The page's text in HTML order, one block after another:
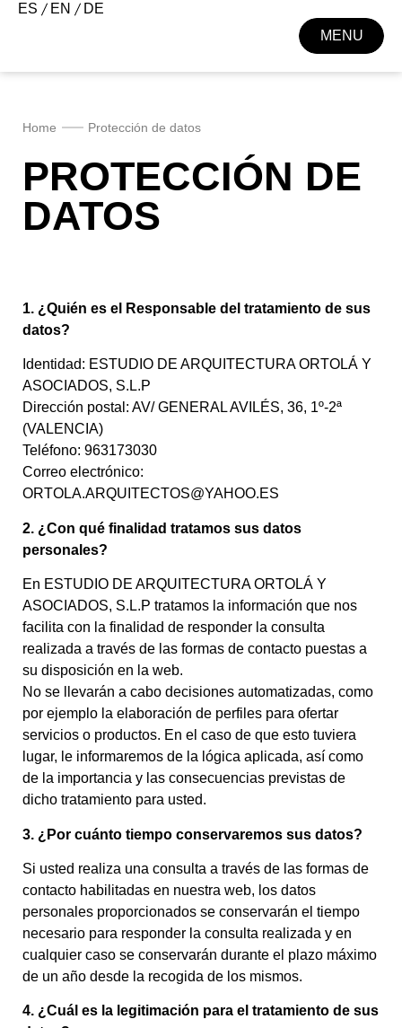
ES EN
DE
MENU
CLOSE
Home Protección de datos
PROTECCIÓN DE
DATOS
1. ¿Quién es el Responsable del tratamiento de sus
datos?
Identidad: ESTUDIO DE ARQUITECTURA ORTOLÁ Y
ASOCIADOS, S.L.P
Dirección postal: AV/ GENERAL AVILÉS, 36, 1º-2ª
(VALENCIA)
Teléfono: 963173030
Correo electrónico:
ORTOLA.ARQUITECTOS@YAHOO.ES
2. ¿Con qué finalidad tratamos sus datos
personales?
En ESTUDIO DE ARQUITECTURA ORTOLÁ Y
ASOCIADOS, S.L.P tratamos la información que nos
facilita con la finalidad de responder la consulta
realizada a través de las formas de contacto puestas a
su disposición en la web.
No se llevarán a cabo decisiones automatizadas, como
por ejemplo la elaboración de perfiles para ofertar
servicios o productos. En el caso de que esto tuviera
lugar, le informaremos de la lógica aplicada, así como
de la importancia y las consecuencias previstas de
dicho tratamiento para usted.
3. ¿Por cuánto tiempo conservaremos sus datos?
Si usted realiza una consulta a través de las formas de
contacto habilitadas en nuestra web, los datos
personales proporcionados se conservarán el tiempo
necesario para responder la consulta realizada y en
cualquier caso se conservarán durante el plazo máximo
de un año desde la recogida de los mismos.
4. ¿Cuál es la legitimación para el tratamiento de sus